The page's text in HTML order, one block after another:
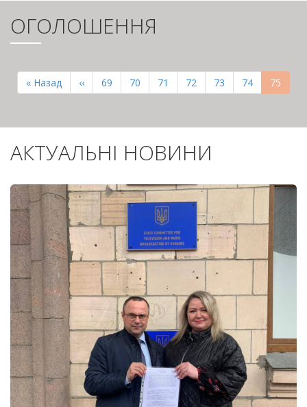
ОГОЛОШЕННЯ
СТОРІНКИ
Перша
сторінка
« Назад
Попередня
сторінка
‹‹ Page
69 Page
70 Page
71 Page
72 Page
73 Page
74 75
АКТУАЛЬНІ НОВИНИ